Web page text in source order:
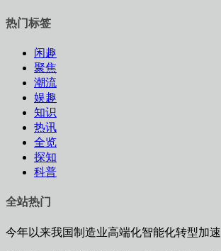
热门标签
闲趣
聚焦
潮流
娱趣
知识
热讯
全览
探知
科普
全站热门
今年以来我国制造业高端化智能化转型加速